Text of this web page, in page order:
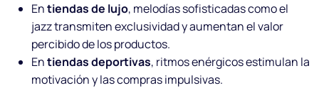
Entiendas de lujo, melodías sofisticadas como el
jazz transmiten exclusividad y aumentan el valor
percibido de los productos.
Entiendas deportivas, ritmos enérgicos estimulan la
motivación y las compras impulsivas.